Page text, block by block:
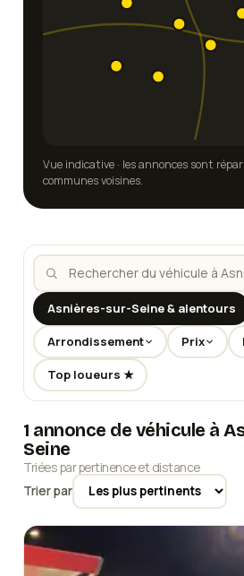
Vue indicative · les annonces sont
communes voisines.
Asnières-sur-Seine & alentours
Arrondissement Prix
Top loueurs ★
1 annonce de véhicule à
Seine
Triées par pertinence et distance
Trier par